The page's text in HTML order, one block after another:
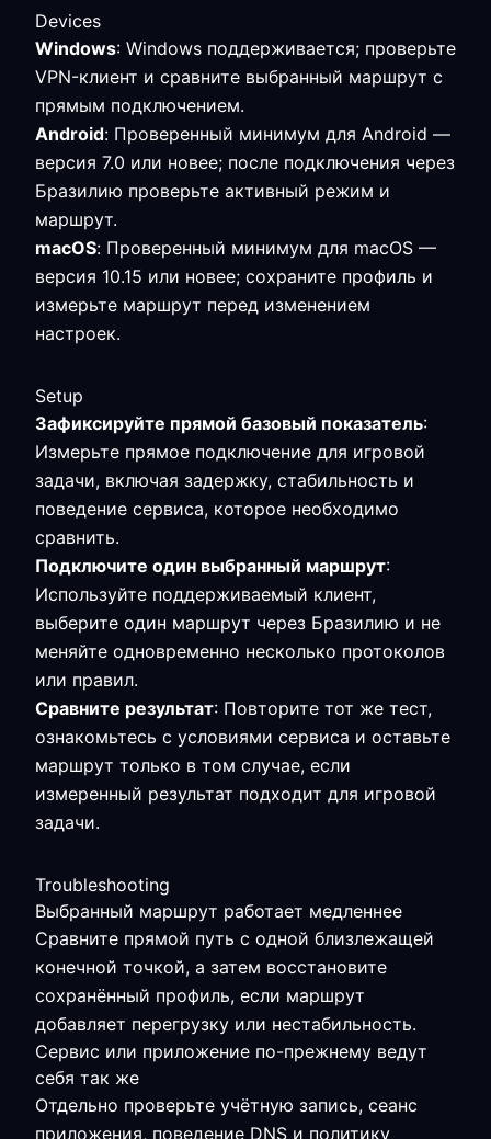
Devices
Windows: Windows поддерживается; проверьте
VPN-клиент и сравните выбранный маршрут с
прямым подключением.
Android: Проверенный минимум для Android —
версия 7.0 или новее; после подключения через
Бразилию проверьте активный режим и
маршрут.
macOS: Проверенный минимум для macOS —
версия 10.15 или новее; сохраните профиль и
измерьте маршрут перед изменением
настроек.
Setup
Зафиксируйте прямой базовый показатель:
Измерьте прямое подключение для игровой
задачи, включая задержку, стабильность и
поведение сервиса, которое необходимо
сравнить.
Подключите один выбранный маршрут:
Используйте поддерживаемый клиент,
выберите один маршрут через Бразилию и не
меняйте одновременно несколько протоколов
или правил.
Сравните результат: Повторите тот же тест,
ознакомьтесь с условиями сервиса и оставьте
маршрут только в том случае, если
измеренный результат подходит для игровой
задачи.
Troubleshooting
Выбранный маршрут работает медленнее
Сравните прямой путь с одной близлежащей
конечной точкой, а затем восстановите
сохранённый профиль, если маршрут
добавляет перегрузку или нестабильность.
Сервис или приложение по-прежнему ведут
себя так же
Отдельно проверьте учётную запись, сеанс
приложения, поведение DNS и политику